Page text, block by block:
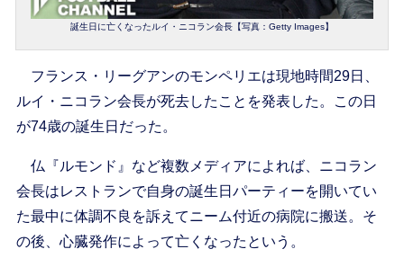
誕生日に亡くなったルイ・ニコラン会長【写真：Getty Images】
フランス・リーグアンのモンペリエは現地時間29日、
ルイ・ニコラン会長が死去したことを発表した。この日
が74歳の誕生日だった。
仏『ルモンド』など複数メディアによれば、ニコラン
会長はレストランで自身の誕生日パーティーを開いてい
た最中に体調不良を訴えてニーム付近の病院に搬送。そ
の後、心臓発作によって亡くなったという。